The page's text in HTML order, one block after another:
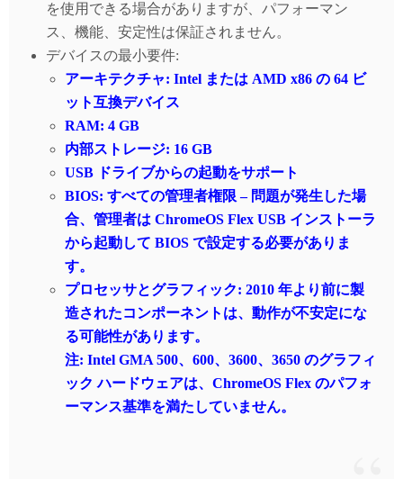
を使用できる場合がありますが、パフォーマン
ス、機能、安定性は保証されません。
デバイスの最小要件:
アーキテクチャ: Intel または AMD x86 の 64 ビ
ット互換デバイス
RAM: 4 GB
内部ストレージ: 16 GB
USB ドライブからの起動をサポート
BIOS: すべての管理者権限 – 問題が発生した場
合、管理者は ChromeOS Flex USB インストーラ
から起動して BIOS で設定する必要がありま
す。
プロセッサとグラフィック: 2010 年より前に製
造されたコンポーネントは、動作が不安定にな
る可能性があります。
注: Intel GMA 500、600、3600、3650 のグラフィ
ック ハードウェアは、ChromeOS Flex のパフォ
ーマンス基準を満たしていません。